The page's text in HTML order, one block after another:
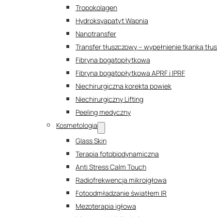
Tropokolagen
Hydroksyapatyt Wapnia
Nanotransfer
Transfer tłuszczowy – wypełnienie tkanką
Fibryna bogatopłytkowa
Fibryna bogatopłytkowa APRF i IPRF
Niechirurgiczna korekta powiek
Niechirurgiczny Lifting
Peeling medyczny
Kosmetologia
Glass Skin
Terapia fotobiodynamiczna
Anti Stress Calm Touch
Radiofrekwencja mikroigłowa
Fotoodmładzanie światłem IR
Mezoterapia igłowa